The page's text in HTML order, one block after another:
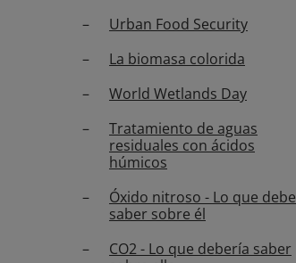
Urban Food Security
La biomasa colorida
World Wetlands Day
Tratamiento de aguas
residuales con ácidos
húmicos
Óxido nitroso - Lo que debe
saber sobre él
CO2 - Lo que debería saber